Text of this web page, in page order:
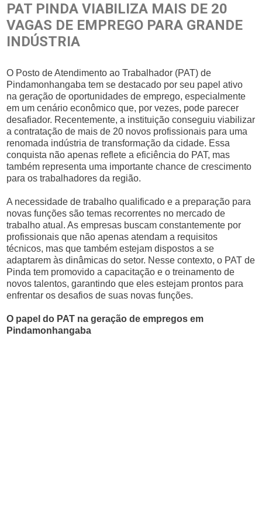
PAT PINDA VIABILIZA MAIS DE 20
VAGAS DE EMPREGO PARA GRANDE
INDÚSTRIA
O Posto de Atendimento ao Trabalhador (PAT) de
Pindamonhangaba tem se destacado por seu papel ativo
na geração de oportunidades de emprego, especialmente
em um cenário econômico que, por vezes, pode parecer
desafiador. Recentemente, a instituição conseguiu viabilizar
a contratação de mais de 20 novos profissionais para uma
renomada indústria de transformação da cidade. Essa
conquista não apenas reflete a eficiência do PAT, mas
também representa uma importante chance de crescimento
para os trabalhadores da região.
A necessidade de trabalho qualificado e a preparação para
novas funções são temas recorrentes no mercado de
trabalho atual. As empresas buscam constantemente por
profissionais que não apenas atendam a requisitos
técnicos, mas que também estejam dispostos a se
adaptarem às dinâmicas do setor. Nesse contexto, o PAT de
Pinda tem promovido a capacitação e o treinamento de
novos talentos, garantindo que eles estejam prontos para
enfrentar os desafios de suas novas funções.
O papel do PAT na geração de empregos em
Pindamonhangaba